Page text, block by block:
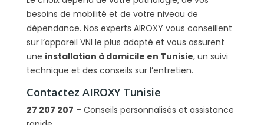
besoins de mobilité et de votre niveau de
dépendance. Nos experts AIROXY vous conseillent
sur l’appareil VNI le plus adapté et vous assurent
une installation à domicile en Tunisie, un suivi
technique et des conseils sur l’entretien.
Contactez AIROXY Tunisie
27 207 207 – Conseils personnalisés et assistance